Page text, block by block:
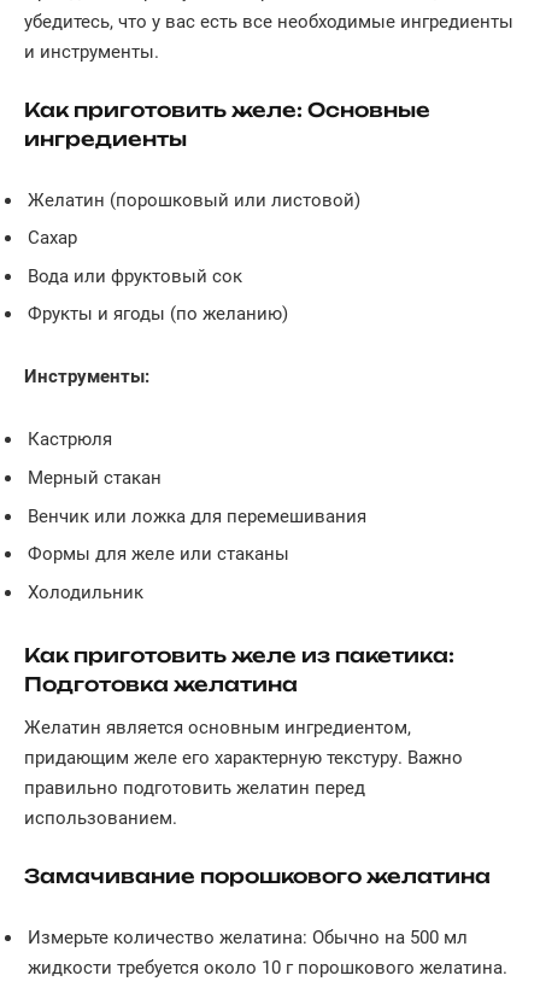
убедитесь, что у вас есть все необходимые ингредиенты
и инструменты.
Как приготовить желе: Основные
ингредиенты
Желатин (порошковый или листовой)
Сахар
Вода или фруктовый сок
Фрукты и ягоды (по желанию)
Инструменты:
Кастрюля
Мерный стакан
Венчик или ложка для перемешивания
Формы для желе или стаканы
Холодильник
Как приготовить желе из пакетика:
Подготовка желатина
Желатин является основным ингредиентом,
придающим желе его характерную текстуру. Важно
правильно подготовить желатин перед
использованием.
Замачивание порошкового желатина
Измерьте количество желатина: Обычно на 500 мл
жидкости требуется около 10 г порошкового желатина.